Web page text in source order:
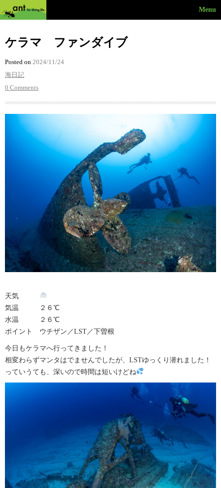
Menu
ケラマ ファンダイブ
Posted on 2024/11/24
海日記
0 Comments
天気
気温 ２６℃
水温 ２６℃
ポイント ウチザン／LST／下曽根
今日もケラマへ行ってきました！
相変わらずマンタはでませんでしたが、LSTゆっくり潜れました！
っていうても、深いので時間は短いけどね